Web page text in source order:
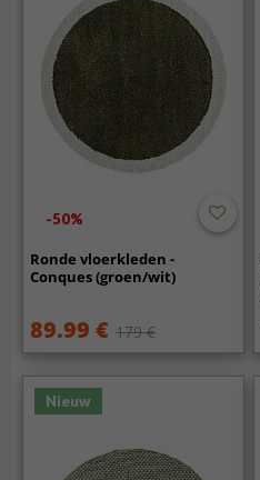
-50%
Ronde vloerkleden -
Conques (groen/wit)
89.99 € 179 €
Nieuw